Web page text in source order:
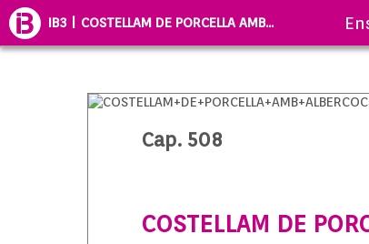
IB3 | COSTELLAM DE PORCELLA AMB...
Cap. 508
COSTELLAM DE